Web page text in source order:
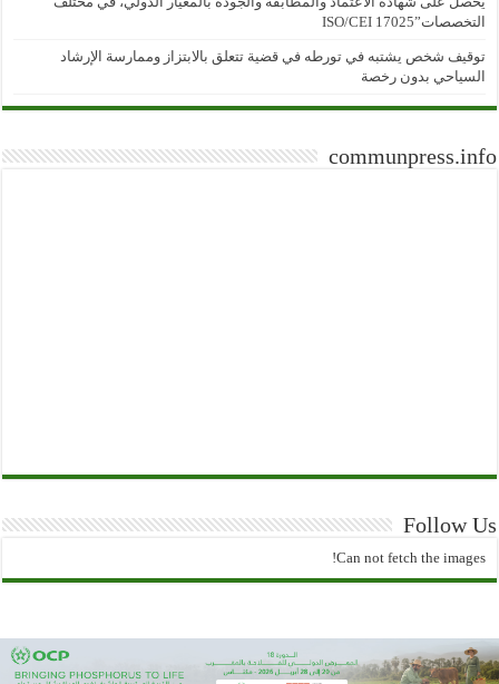
التخصصات”ISO/CEI 17025
توقيف شخص يشتبه في تورطه في قضية تتعلق بالابتزاز وممارسة الإرشاد
السياحي بدون رخصة
communpress.info
Follow Us
Can not fetch the images!